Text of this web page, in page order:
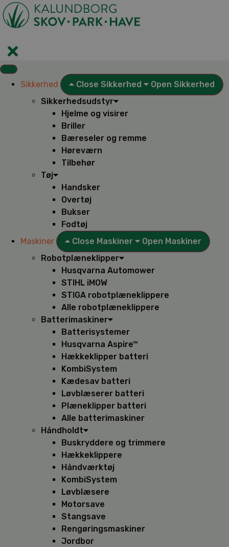
Videre
til
indhold
Sikkerhed Close Sikkerhed
Open Sikkerhed
Sikkerhedsudstyr
Hjelme og visirer
Briller
Bæreseler og remme
Høreværn
Tilbehør
Tøj
Handsker
Overtøj
Bukser
Fodtøj
Maskiner
Close Maskiner
Open Maskiner
Robotplæneklipper
Husqvarna Automower
STIHL iMOW
STIGA robotplæneklippere
Alle robotplæneklippere
Batterimaskiner
Batterisystemer
Husqvarna Aspire™
Hækkeklipper batteri
KombiSystem
Kædesav batteri
Løvblæserer batteri
Plæneklipper batteri
Alle batterimaskiner
Håndholdt
Buskryddere og trimmere
Hækkeklippere
Håndværktøj
KombiSystem
Løvblæsere
Motorsave
Stangsave
Rengøringsmaskiner
Jordbor